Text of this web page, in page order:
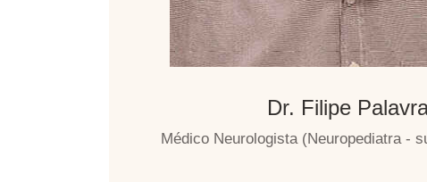
Dr. Filipe
Médico Neurologista (Neuropediatra -